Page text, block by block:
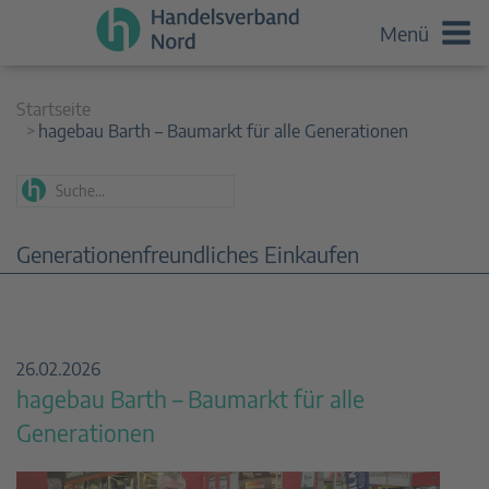
Menü
Startseite
hagebau Barth – Baumarkt für alle Generationen
Generationenfreundliches Einkaufen
26.02.2026
hagebau Barth – Baumarkt für alle
Generationen